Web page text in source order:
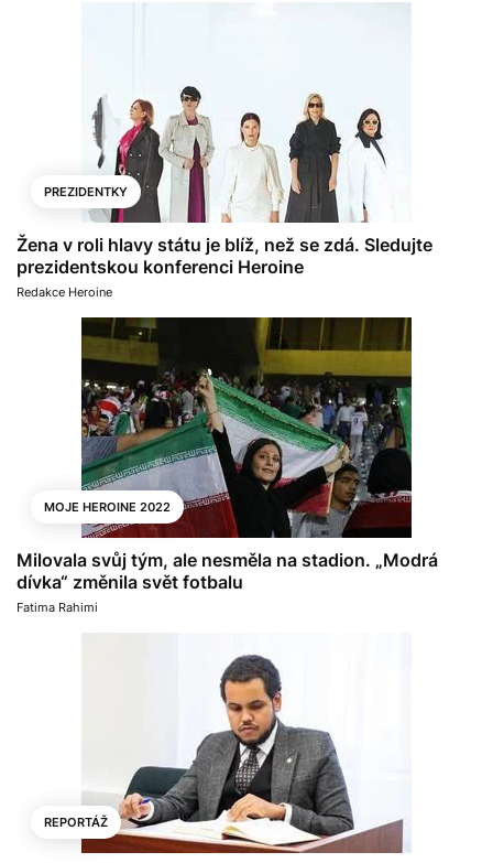
PREZIDENTKY
Žena v roli hlavy státu je blíž, než se zdá. Sledujte
prezidentskou konferenci Heroine
Redakce Heroine
MOJE HEROINE 2022
Milovala svůj tým, ale nesměla na stadion. „Modrá
dívka“ změnila svět fotbalu
Fatima Rahimi
REPORTÁŽ